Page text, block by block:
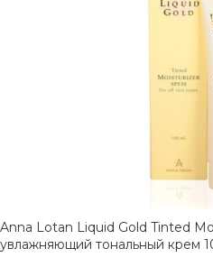
Anna Lotan Liquid Gold Tinted
увлажняющий тональный крем